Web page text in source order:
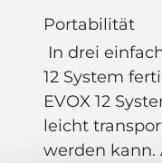
Portabilität
In drei
12 System
EVOX 12
leicht
werden kann.